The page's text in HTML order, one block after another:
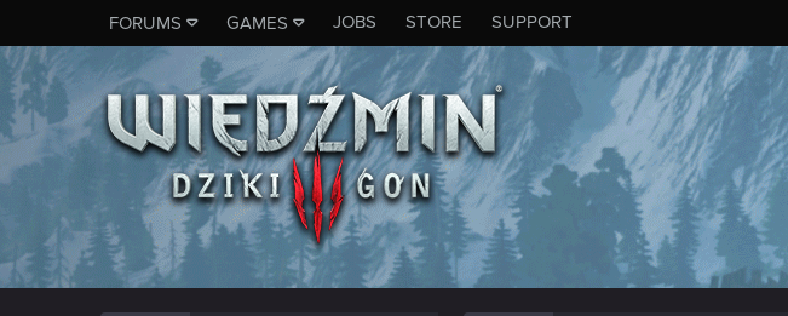
FORUMS GAMES JOBS STORE SUPPORT